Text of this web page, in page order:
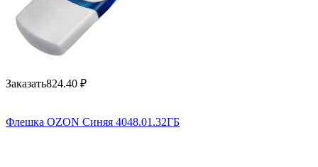
Заказать824.40 ₽
Флешка OZON Синяя 4048.01.32ГБ